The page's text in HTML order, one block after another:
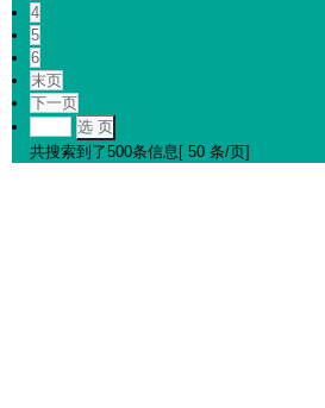
4
5
6
末页
下一页
选 页
共搜索到了500条信息[ 50 条/页]